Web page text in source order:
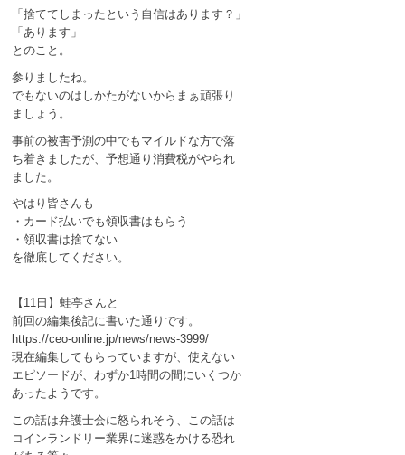
「捨ててしまったという自信はあります？」
「あります」
とのこと。
参りましたね。
でもないのはしかたがないからまぁ頑張り
ましょう。
事前の被害予測の中でもマイルドな方で落
ち着きましたが、予想通り消費税がやられ
ました。
やはり皆さんも
・カード払いでも領収書はもらう
・領収書は捨てない
を徹底してください。
【11日】蛙亭さんと
前回の編集後記に書いた通りです。
https://ceo-online.jp/news/news-3999/
現在編集してもらっていますが、使えない
エピソードが、わずか1時間の間にいくつか
あったようです。
この話は弁護士会に怒られそう、この話は
コインランドリー業界に迷惑をかける恐れ